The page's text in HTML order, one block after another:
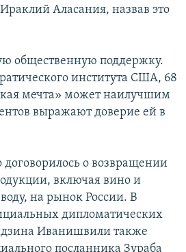
Аласания, назвав это
общественную поддержку.
института США, 68
мечта» может наилучшим
выражают доверие ей в
договорилось о возвращении
включая вино и
на рынок России. В
дипломатических
Иванишвили также
посланника Зураба